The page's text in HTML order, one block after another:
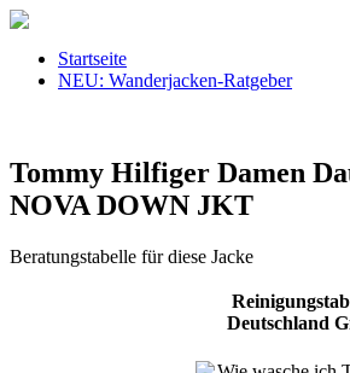
Startseite
NEU: Wanderjacken-Ratgeber
Tommy Hilfiger Damen
NOVA DOWN JKT
Beratungstabelle für diese Jacke
Deutschland